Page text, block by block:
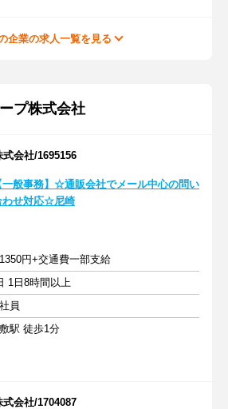
企業の求人一覧を見る
プ株式会社
会社/1695156
一般事務】☆通販会社でメール中心の問い
わせ対応☆尼崎
円+交通費一部支給
1日8時間以上
員
駅 徒歩1分
会社/1704087